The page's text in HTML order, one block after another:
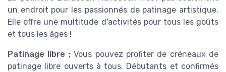
un endroit pour les passionnés de patinage artistique.
Elle offre une multitude d'activités pour tous les goûts
et tous les âges !
Patinage libre :Vous pouvez profiter de créneaux de
patinage libre ouverts à tous. Débutants et confirmés